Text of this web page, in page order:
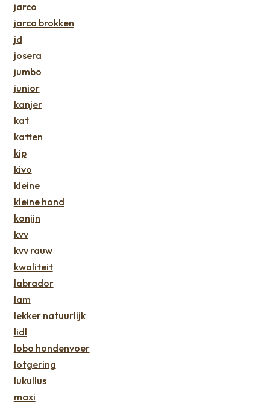
jarco
jarco brokken
jd
josera
jumbo
junior
kanjer
kat
katten
kip
kivo
kleine
kleine hond
konijn
kvv
kvv rauw
kwaliteit
labrador
lam
lekker natuurlijk
lidl
lobo hondenvoer
lotgering
lukullus
maxi